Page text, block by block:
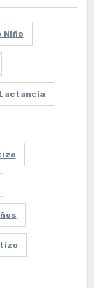
Niño